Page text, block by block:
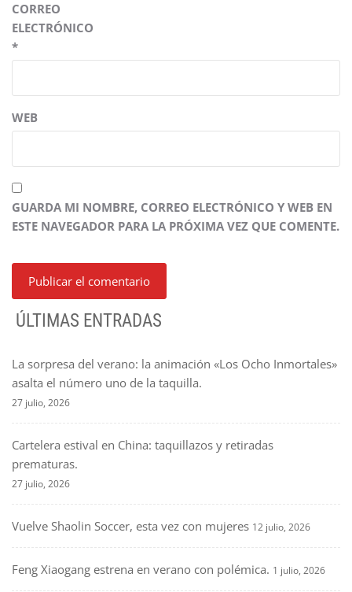
CORREO
ELECTRÓNICO
*
WEB
GUARDA MI NOMBRE, CORREO ELECTRÓNICO Y WEB EN
ESTE NAVEGADOR PARA LA PRÓXIMA VEZ QUE COMENTE.
ÚLTIMAS ENTRADAS
La sorpresa del verano: la animación «Los Ocho Inmortales»
asalta el número uno de la taquilla.
27 julio, 2026
Cartelera estival en China: taquillazos y retiradas
prematuras.
27 julio, 2026
Vuelve Shaolin Soccer, esta vez con mujeres 12 julio, 2026
Feng Xiaogang estrena en verano con polémica. 1 julio, 2026